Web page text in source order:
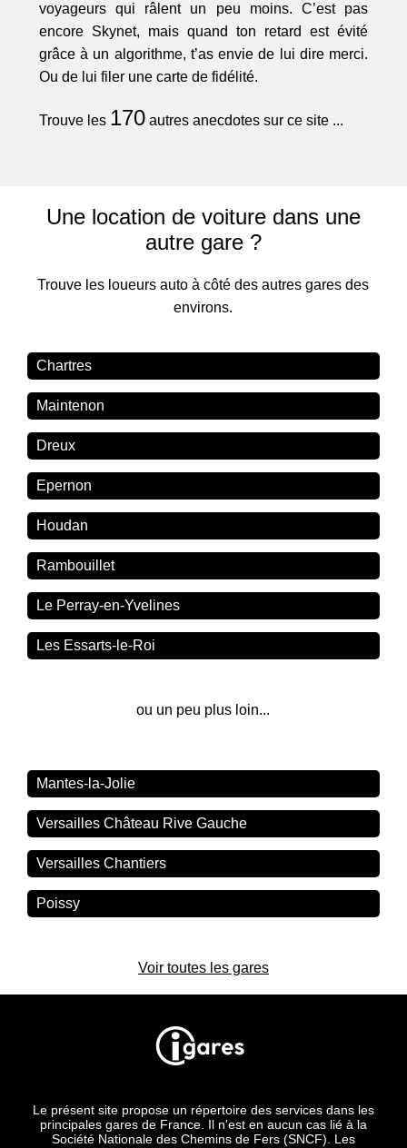
voyageurs qui râlent un peu moins. C’est pas
encore Skynet, mais quand ton retard est évité
grâce à un algorithme, t’as envie de lui dire merci.
Ou de lui filer une carte de fidélité.
Trouve les 170autres anecdotes sur ce site ...
Une location de voiture dans une
autre gare ?
Trouve les loueurs auto à côté des autres gares des
environs.
Chartres
Maintenon
Dreux
Epernon
Houdan
Rambouillet
Le Perray-en-Yvelines
Les Essarts-le-Roi
ou un peu plus loin...
Mantes-la-Jolie
Versailles Château Rive Gauche
Versailles Chantiers
Poissy
Voir toutes les gares
Le présent site propose un répertoire des services dans les
principales gares de France. Il n'est en aucun cas lié à la
Société Nationale des Chemins de Fers (SNCF). Les